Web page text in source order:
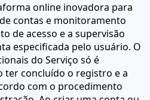
online inovadora para
contas e monitoramento
de acesso e a supervisão
especificada pelo usuário. O
do Serviço só é
ter concluído o registro e a
com o procedimento